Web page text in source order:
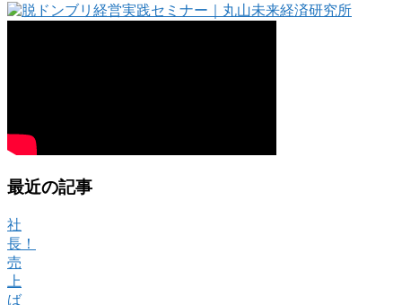
最近の記事
社
長！
売
上
ば